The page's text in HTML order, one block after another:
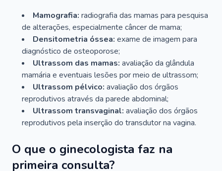
Mamografia: radiografia das mamas para pesquisa
de alterações, especialmente câncer de mama;
Densitometria óssea: exame de imagem para
diagnóstico de osteoporose;
Ultrassom das mamas: avaliação da glândula
mamária e eventuais lesões por meio de ultrassom;
Ultrassom pélvico: avaliação dos órgãos
reprodutivos através da parede abdominal;
Ultrassom transvaginal: avaliação dos órgãos
reprodutivos pela inserção do transdutor na vagina.
O que o ginecologista faz na
primeira consulta?